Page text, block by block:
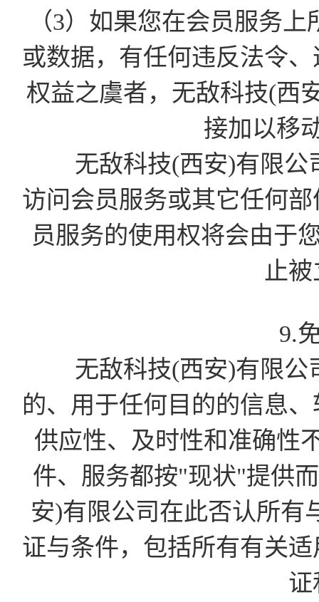
（3）如果您在会员服务
或数据，有任何违反法令
权益之虞者，无敌科技(西
接加以移
无敌科技(西安)有限公
访问会员服务或其它任何
员服务的使用权将会由于
止
9.
无敌科技(西安)有限公
的、用于任何目的的信息
供应性、及时性和准确性
件、服务都按"现状"提供
安)有限公司在此否认所有
证与条件，包括所有有关
证